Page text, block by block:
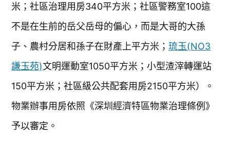
米；社區治理用房340平方米；社區警務室100這
不是在生前的岳父岳母的偏心，而是大哥的大孫
子、農村分居和孫子在財產上平方米； 琉玉(NO3
謙玉苑)文明運動室1050平方米；小型渣滓轉運站
150平方米；社區級公共配套用房2150平方米）。
物業辦事用房依照《深圳經濟特區物業治理條例》
予以審定。